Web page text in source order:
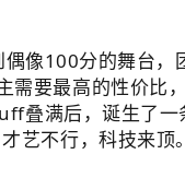
像100分的舞台，
需要最高的性价比
叠满后，诞生了一
艺不行，科技来顶。